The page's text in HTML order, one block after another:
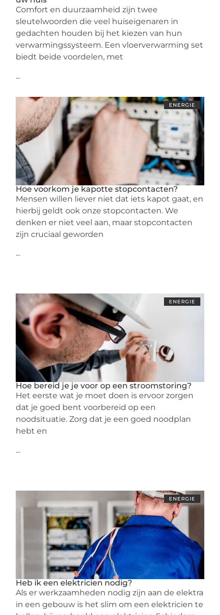
Comfort en duurzaamheid zijn twee
sleutelwoorden die veel huiseigenaren in
gedachten houden bij het kiezen van hun
verwarmingssysteem. Een vloerverwarming set
biedt beide voordelen, met
...
ENERGIE
Hoe voorkom je kapotte stopcontacten?
Mensen willen liever niet dat iets kapot gaat, en
hierbij geldt ook onze stopcontacten. We
denken er niet veel aan, maar stopcontacten
zijn cruciaal geworden
...
ENERGIE
Hoe bereid je je voor op een stroomstoring?
Het eerste wat je moet doen is ervoor zorgen
dat je goed bent voorbereid op een
noodsituatie. Zorg dat je een goed noodplan
hebt en
...
ENERGIE
Heb ik een elektricien nodig?
Als er werkzaamheden nodig zijn aan de elektra
in een gebouw is het slim om een elektricien te